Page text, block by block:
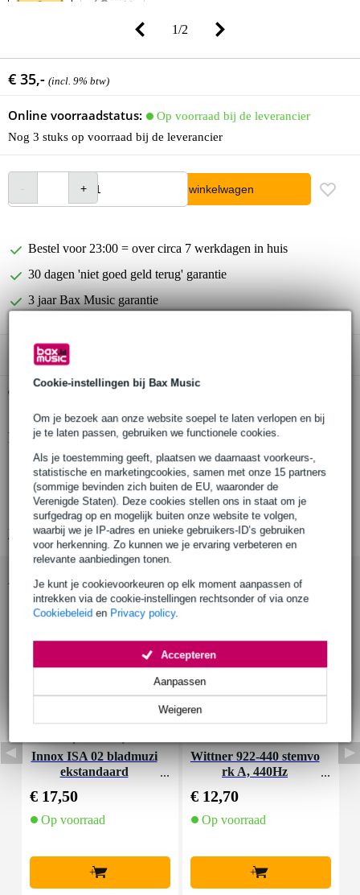
Cookie-instellingen bij Bax Music
Om je bezoek aan onze website soepel te laten verlopen en bij
je te laten passen, gebruiken we functionele cookies.
Als je toestemming geeft, plaatsen we daarnaast voorkeurs-,
statistische en marketingcookies, samen met onze 15 partners
(sommige bevinden zich buiten de EU, waaronder de
Verenigde Staten). Deze cookies stellen ons in staat om je
surfgedrag op en mogelijk buiten onze website te volgen,
waarbij we je IP-adres en unieke gebruikers-ID’s gebruiken
voor herkenning. Zo kunnen we je ervaring verbeteren en
relevante aanbiedingen tonen.
Je kunt je cookievoorkeuren op elk moment aanpassen of
intrekken via de cookie-instellingen rechtsonder of via onze
Cookiebeleid en Privacy policy.
Weigeren
Aanpassen
Accepteren
1/2
€ 35,- (incl. 9% btw)
Online voorraadstatus:
Op voorraad bij de leverancier
Nog 3 stuks op voorraad bij de leverancier
In winkelwagen
Bestel voor 23:00 = over circa 7 werkdagen in huis
30 dagen 'niet goed geld terug' garantie
3 jaar Bax Music garantie
Alleen geschikt voor:
Gratis ophalen in de winkel
Productinformatie
componist: Ludwig van Beethoven
arrangementen: Carl Krebs
uitgeverij: MusicSales / G. Schirmer
Bekijk alle productspecificaties
Accessoires (9)
Innox ISA 02 bladmuzi
ekstandaard
€ 17,50
Op voorraad
+
Wittner 922-440 stemvo
rk A, 440Hz
€ 12,70
Op voorraad
+